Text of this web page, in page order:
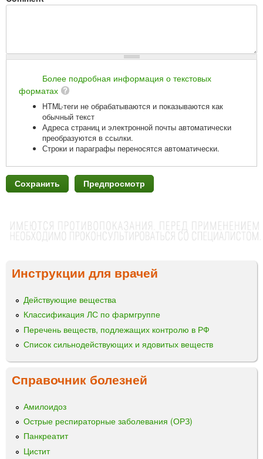
Более подробная информация о текстовых
форматах
HTML-теги не обрабатываются и показываются как
обычный текст
Адреса страниц и электронной почты автоматически
преобразуются в ссылки.
Строки и параграфы переносятся автоматически.
Инструкции для врачей
Действующие вещества
Классификация ЛС по фармгруппе
Перечень веществ, подлежащих контролю в РФ
Список сильнодействующих и ядовитых веществ
Справочник болезней
Амилоидоз
Острые респираторные заболевания (ОРЗ)
Панкреатит
Цистит